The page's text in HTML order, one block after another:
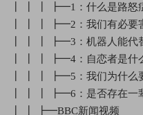
┃ ┃ ┃ ┣━1：什么是路怒
┃ ┃ ┃ ┣━2：我们有必要
┃ ┃ ┃ ┣━3：机器人能代
┃ ┃ ┃ ┣━4：自恋者是什
┃ ┃ ┃ ┣━5：我们为什么
┃ ┃ ┃ ┣━6：是否存在一
┃ ┃ ┣━BBC新闻视频